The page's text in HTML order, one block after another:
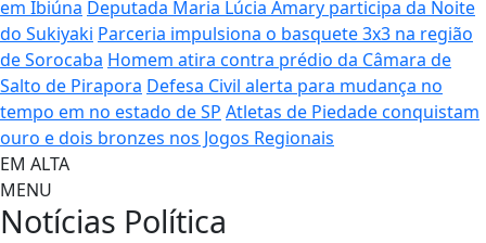
em Ibiúna Deputada Maria Lúcia Amary participa da Noite
do Sukiyaki Parceria impulsiona o basquete 3x3 na região
de Sorocaba Homem atira contra prédio da Câmara de
Salto de Pirapora Defesa Civil alerta para mudança no
tempo em no estado de SP Atletas de Piedade conquistam
ouro e dois bronzes nos Jogos Regionais
EM ALTA
MENU
Notícias Política